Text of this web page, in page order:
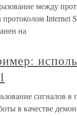
между
Internet
на
сигналов в
в качестве